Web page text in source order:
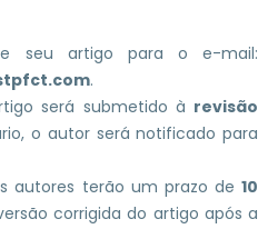
seu artigo para o e-mail:
.
será submetido à revisão
o autor será notificado para
autores terão um prazo de10
corrigida do artigo após a